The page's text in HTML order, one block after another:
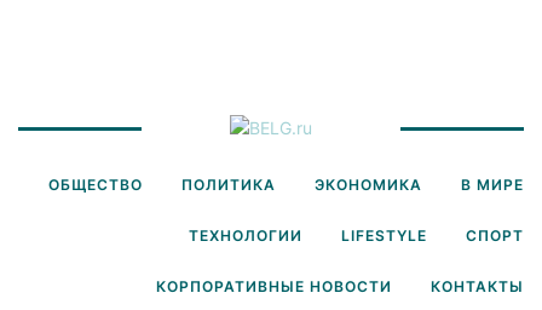
ОБЩЕСТВО ПОЛИТИКА ЭКОНОМИКА В МИРЕ
ТЕХНОЛОГИИ LIFESTYLE СПОРТ
КОРПОРАТИВНЫЕ НОВОСТИ КОНТАКТЫ